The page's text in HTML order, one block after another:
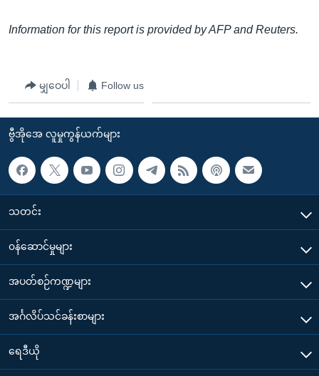
Information for this report is provided by AFP and Reuters.
မျှဝေပါ Follow us
ဗွီအိုအေ လူမှုကွန်ယက်များ
သတင်း
၀န်ဆောင်မှုများ
အပတ်စဉ်ကဏ္ဍများ
အင်္ဂလိပ်သင်ခန်းစာများ
ရေဒီယို